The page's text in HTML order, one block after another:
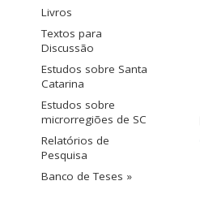
Livros
Textos para
Discussão
Estudos sobre Santa
Catarina
Estudos sobre
microrregiões de SC
Relatórios de
Pesquisa
Banco de Teses »